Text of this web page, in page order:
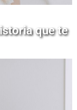
que te